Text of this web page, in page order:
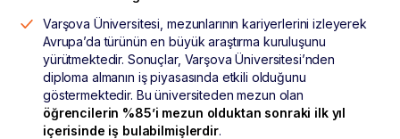
Varşova Üniversitesi, mezunlarının kariyerlerini izleyerek
Avrupa’da türünün en büyük araştırma kuruluşunu
yürütmektedir. Sonuçlar, Varşova Üniversitesi’nden
diploma almanın iş piyasasında etkili olduğunu
göstermektedir. Bu üniversiteden mezun olan
öğrencilerin %85’i mezun olduktan sonraki ilk yıl
içerisinde iş bulabilmişlerdir.